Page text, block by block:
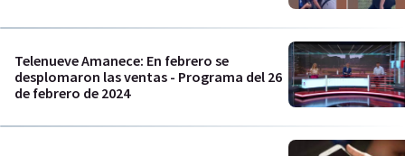
Telenueve Amanece: En febrero se
desplomaron las ventas - Programa del 26
de febrero de 2024